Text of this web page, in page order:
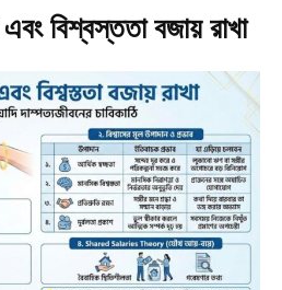
বিশ্বস্ততা বজায় রাখা